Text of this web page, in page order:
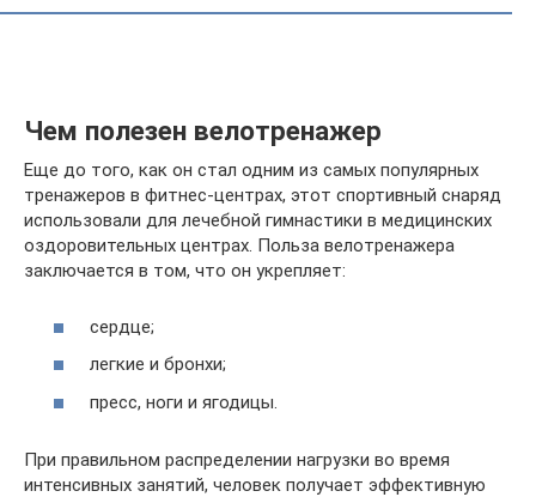
Чем полезен велотренажер
Еще до того, как он стал одним из самых популярных
тренажеров в фитнес-центрах, этот спортивный снаряд
использовали для лечебной гимнастики в медицинских
оздоровительных центрах. Польза велотренажера
заключается в том, что он укрепляет:
сердце;
легкие и бронхи;
пресс, ноги и ягодицы.
При правильном распределении нагрузки во время
интенсивных занятий, человек получает эффективную